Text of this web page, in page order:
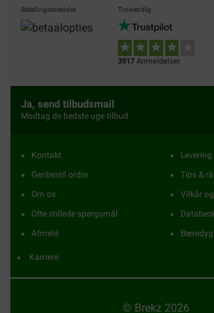
Betalingsmetoder Troværdig
3917 Anmeldelser
Ja, send tilbudsmail
Modtag de bedste uge tilbud
Kontakt
Genbestil ordre
Om os
Ofte stillede spørgsmål
Afmeld
Karriere
Tips &
Vilkår
© Brekz 2026